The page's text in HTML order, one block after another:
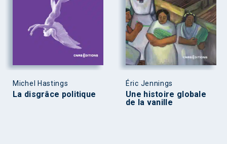
Michel Hastings
La disgrâce politique
Éric Jennings
Une histoire globale
de la vanille